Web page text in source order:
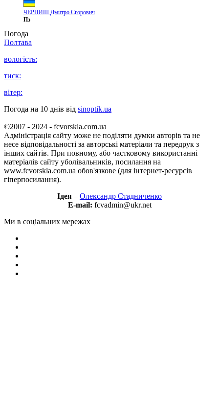
ЧЕРНИШ Дмитро Єгорович
Пз
Погода
Полтава
вологість:
тиск:
вітер:
Погода на 10 днів від sinoptik.ua
©2007 - 2024 - fcvorskla.com.ua
Адміністрація сайту може не поділяти думки авторів та не
несе відповідальності за авторські матеріали та передрук з
інших сайтів. При повному, або частковому використанні
матеріалів сайту уболівальників, посилання на
www.fcvorskla.com.ua обов'язкове (для інтернет-ресурсів
гіперпосилання).
Ідея – Олександр Стадниченко
E-mail: fcvadmin@ukr.net
Ми в соціальних мережах